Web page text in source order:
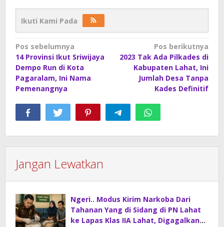
Ikuti Kami Pada
Navigasi
pos
Pos sebelumnya
14 Provinsi Ikut Sriwijaya
Dempo Run di Kota
Pagaralam, Ini Nama
Pemenangnya
Pos berikutnya
2023 Tak Ada Pilkades di
Kabupaten Lahat, Ini
Jumlah Desa Tanpa
Kades Definitif
Jangan Lewatkan
Ngeri.. Modus Kirim Narkoba Dari
Tahanan Yang di Sidang di PN Lahat
ke Lapas Klas IIA Lahat, Digagalkan